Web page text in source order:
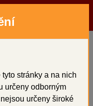
zahnuté
stránky a na nich
určeny odborným
určeny široké